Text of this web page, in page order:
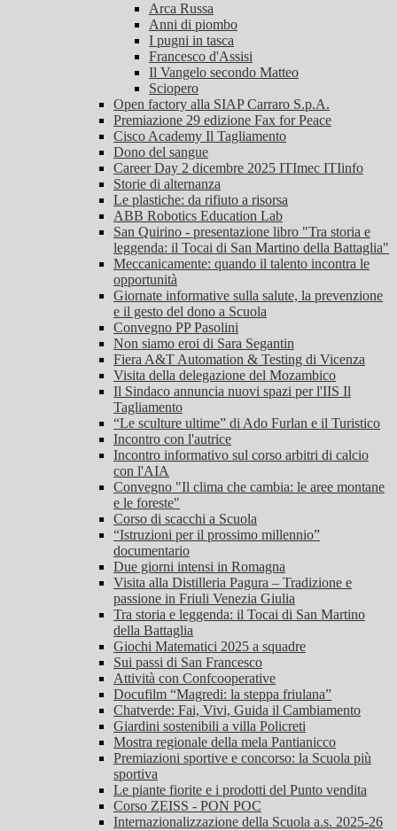
Arca Russa
Anni di piombo
I pugni in tasca
Francesco d'Assisi
Il Vangelo secondo Matteo
Sciopero
Open factory alla SIAP Carraro S.p.A.
Premiazione 29 edizione Fax for Peace
Cisco Academy Il Tagliamento
Dono del sangue
Career Day 2 dicembre 2025 ITImec ITIinfo
Storie di alternanza
Le plastiche: da rifiuto a risorsa
ABB Robotics Education Lab
San Quirino - presentazione libro "Tra storia e
leggenda: il Tocai di San Martino della Battaglia"
Meccanicamente: quando il talento incontra le
opportunità
Giornate informative sulla salute, la prevenzione
e il gesto del dono a Scuola
Convegno PP Pasolini
Non siamo eroi di Sara Segantin
Fiera A&T Automation & Testing di Vicenza
Visita della delegazione del Mozambico
Il Sindaco annuncia nuovi spazi per l'IIS Il
Tagliamento
“Le sculture ultime” di Ado Furlan e il Turistico
Incontro con l'autrice
Incontro informativo sul corso arbitri di calcio
con l'AIA
Convegno "Il clima che cambia: le aree montane
e le foreste"
Corso di scacchi a Scuola
“Istruzioni per il prossimo millennio”
documentario
Due giorni intensi in Romagna
Visita alla Distilleria Pagura – Tradizione e
passione in Friuli Venezia Giulia
Tra storia e leggenda: il Tocai di San Martino
della Battaglia
Giochi Matematici 2025 a squadre
Sui passi di San Francesco
Attività con Confcooperative
Docufilm “Magredi: la steppa friulana”
Chatverde: Fai, Vivi, Guida il Cambiamento
Giardini sostenibili a villa Policreti
Mostra regionale della mela Pantianicco
Premiazioni sportive e concorso: la Scuola più
sportiva
Le piante fiorite e i prodotti del Punto vendita
Corso ZEISS - PON POC
Internazionalizzazione della Scuola a.s. 2025-26